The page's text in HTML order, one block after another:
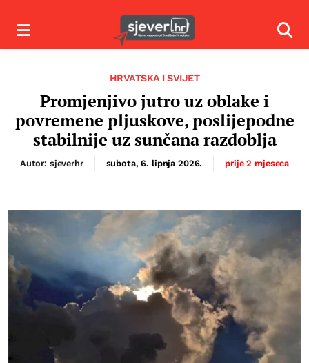
Izbornik
HRVATSKA I SVIJET
Promjenjivo jutro uz oblake i
povremene pljuskove, poslijepodne
stabilnije uz sunčana razdoblja
Autor: sjeverhr subota, 6. lipnja 2026. prije 2 mjeseca